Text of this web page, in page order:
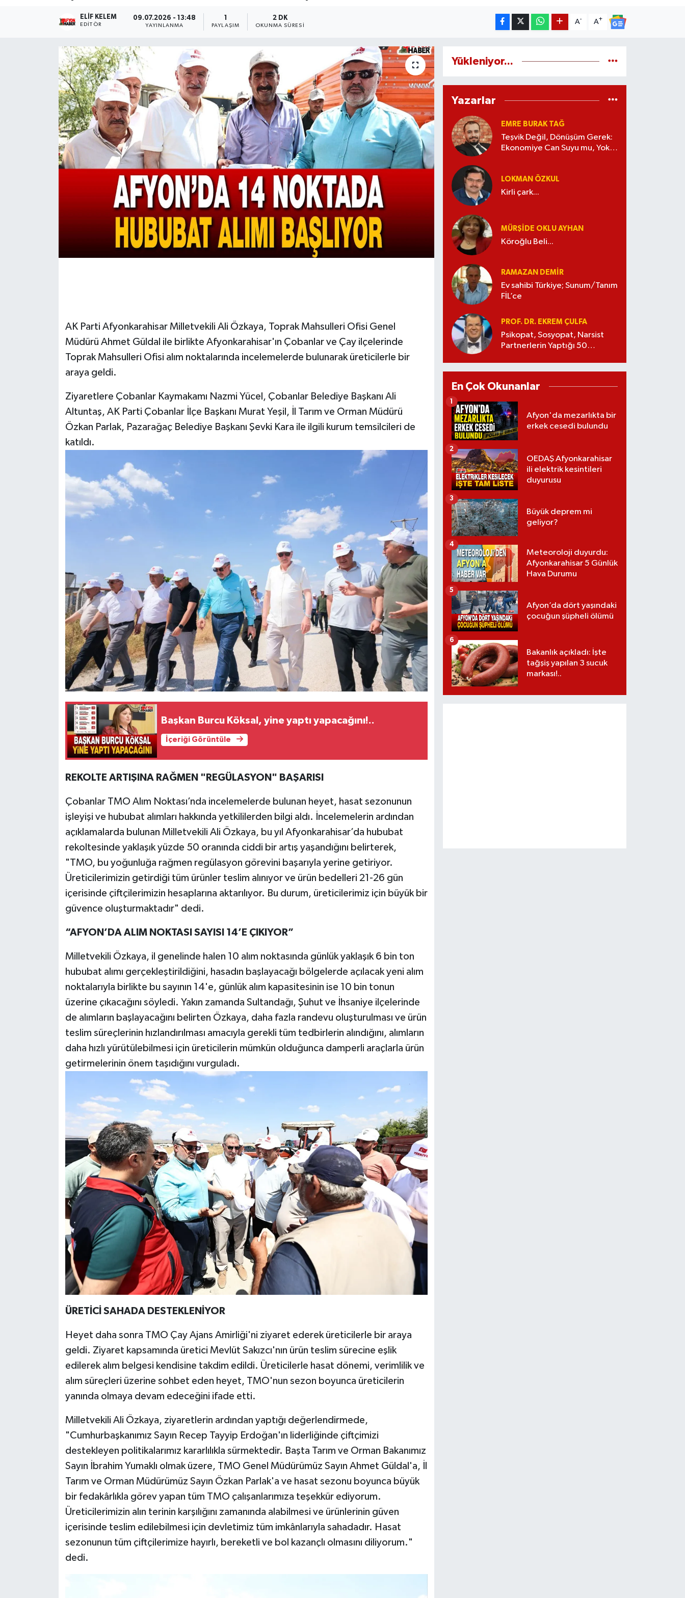
ELIF KELEM
EDITÖR
09.07.2026 - 13:48
YAYINLANMA PAYLAŞIM
2 DK
OKUNMA SÜRESI
A- A+
AK Parti Afyonkarahisar Milletvekili Ali Özkaya, Toprak Mahsulleri Ofisi Genel
Müdürü Ahmet Güldal ile birlikte Afyonkarahisar'ın Çobanlar ve Çay ilçelerinde
Toprak Mahsulleri Ofisi alım noktalarında incelemelerde bulunarak üreticilerle bir
araya geldi.
Ziyaretlere Çobanlar Kaymakamı Nazmi Yücel, Çobanlar Belediye Başkanı Ali
Altuntaş, AK Parti Çobanlar İlçe Başkanı Murat Yeşil, İl Tarım ve Orman Müdürü
Özkan Parlak, Pazarağaç Belediye Başkanı Şevki Kara ile ilgili kurum temsilcileri de
katıldı.
Başkan Burcu Köksal, yine yaptı yapacağını!..
İçeriği Görüntüle
REKOLTE ARTIŞINA RAĞMEN "REGÜLASYON" BAŞARISI
Çobanlar TMO Alım Noktası’nda incelemelerde bulunan heyet, hasat sezonunun
işleyişi ve hububat alımları hakkında yetkililerden bilgi aldı. İncelemelerin ardından
açıklamalarda bulunan Milletvekili Ali Özkaya, bu yıl Afyonkarahisar’da hububat
rekoltesinde yaklaşık yüzde 50 oranında ciddi bir artış yaşandığını belirterek,
"TMO, bu yoğunluğa rağmen regülasyon görevini başarıyla yerine getiriyor.
Üreticilerimizin getirdiği tüm ürünler teslim alınıyor ve ürün bedelleri 21-26 gün
içerisinde çiftçilerimizin hesaplarına aktarılıyor. Bu durum, üreticilerimiz için büyük bir
güvence oluşturmaktadır" dedi.
“AFYON’DA ALIM NOKTASI SAYISI 14’E ÇIKIYOR”
Milletvekili Özkaya, il genelinde halen 10 alım noktasında günlük yaklaşık 6 bin ton
hububat alımı gerçekleştirildiğini, hasadın başlayacağı bölgelerde açılacak yeni alım
noktalarıyla birlikte bu sayının 14'e, günlük alım kapasitesinin ise 10 bin tonun
üzerine çıkacağını söyledi. Yakın zamanda Sultandağı, Şuhut ve İhsaniye ilçelerinde
de alımların başlayacağını belirten Özkaya, daha fazla randevu oluşturulması ve ürün
teslim süreçlerinin hızlandırılması amacıyla gerekli tüm tedbirlerin alındığını, alımların
daha hızlı yürütülebilmesi için üreticilerin mümkün olduğunca damperli araçlarla ürün
getirmelerinin önem taşıdığını vurguladı.
ÜRETİCİ SAHADA DESTEKLENİYOR
Heyet daha sonra TMO Çay Ajans Amirliği'ni ziyaret ederek üreticilerle bir araya
geldi. Ziyaret kapsamında üretici Mevlüt Sakızcı'nın ürün teslim sürecine eşlik
edilerek alım belgesi kendisine takdim edildi. Üreticilerle hasat dönemi, verimlilik ve
alım süreçleri üzerine sohbet eden heyet, TMO'nun sezon boyunca üreticilerin
yanında olmaya devam edeceğini ifade etti.
Milletvekili Ali Özkaya, ziyaretlerin ardından yaptığı değerlendirmede,
"Cumhurbaşkanımız Sayın Recep Tayyip Erdoğan'ın liderliğinde çiftçimizi
destekleyen politikalarımız kararlılıkla sürmektedir. Başta Tarım ve Orman Bakanımız
Sayın İbrahim Yumaklı olmak üzere, TMO Genel Müdürümüz Sayın Ahmet Güldal'a, İl
Tarım ve Orman Müdürümüz Sayın Özkan Parlak'a ve hasat sezonu boyunca büyük
bir fedakârlıkla görev yapan tüm TMO çalışanlarımıza teşekkür ediyorum.
Üreticilerimizin alın terinin karşılığını zamanında alabilmesi ve ürünlerinin güven
içerisinde teslim edilebilmesi için devletimiz tüm imkânlarıyla sahadadır. Hasat
sezonunun tüm çiftçilerimize hayırlı, bereketli ve bol kazançlı olmasını diliyorum."
dedi.
Yükleniyor...
Yazarlar
EMRE BURAK TAĞ
Teşvik Değil, Dönüşüm Gerek:
Ekonomiye Can Suyu mu, Yoksa
LOKMAN ÖZKUL
Kirli çark...
MÜRŞIDE OKLU AYHAN
Köroğlu Beli...
RAMAZAN DEMİR
Ev sahibi Türkiye; Sunum/Tanım
FİL’ce
PROF. DR. EKREM ÇULFA
Psikopat, Sosyopat, Narsist
Partnerlerin Yaptığı 50
En Çok Okunanlar
Afyon'da mezarlıkta bir
erkek cesedi bulundu
1
OEDAŞ Afyonkarahisar
ili elektrik kesintileri
duyurusu
2
Büyük deprem mi
geliyor?
3
Meteoroloji duyurdu:
Afyonkarahisar 5 Günlük
Hava Durumu
4
Afyon’da dört yaşındaki
çocuğun şüpheli ölümü
5
Bakanlık açıkladı: İşte
tağşiş yapılan 3 sucuk
markası!..
6
Magazin